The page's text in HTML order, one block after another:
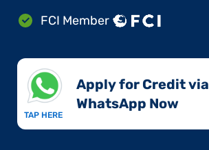
FCI Member
TAP HERE
Apply for Credit via
WhatsApp Now​